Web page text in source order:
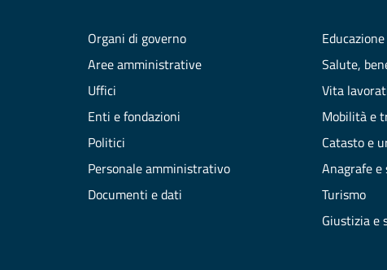
Organi di governo
Aree amministrative
Uffici
Enti e fondazioni
Politici
Personale amministrativo
Documenti e dati
Salute,
Vita
Mobilità e
Catasto e
Anagrafe
Turismo
Giustizia e